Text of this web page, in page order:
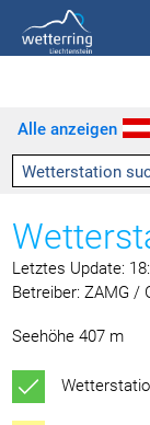
Zum Inhalt
Zum linken
Zum rechten
Zu den Inhalten im
Alle anzeigen
Letztes Update:
Betreiber: ZAMG /
Seehöhe 407 m